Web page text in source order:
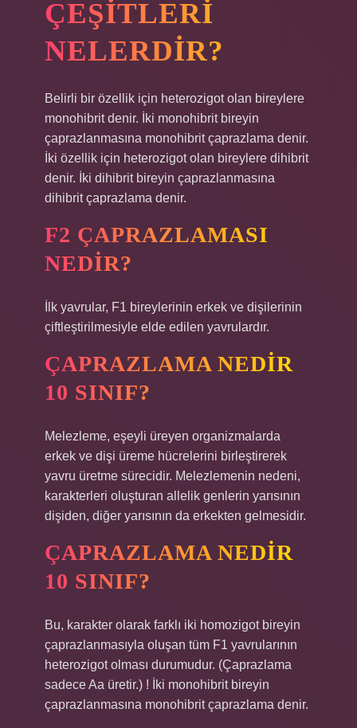
ÇEŞITLERI
NELERDIR?
Belirli bir özellik için heterozigot olan bireylere
monohibrit denir. İki monohibrit bireyin
çaprazlanmasına monohibrit çaprazlama denir.
İki özellik için heterozigot olan bireylere dihibrit
denir. İki dihibrit bireyin çaprazlanmasına
dihibrit çaprazlama denir.
F2 ÇAPRAZLAMASI
NEDIR?
İlk yavrular, F1 bireylerinin erkek ve dişilerinin
çiftleştirilmesiyle elde edilen yavrulardır.
ÇAPRAZLAMA NEDIR
10 SINIF?
Melezleme, eşeyli üreyen organizmalarda
erkek ve dişi üreme hücrelerini birleştirerek
yavru üretme sürecidir. Melezlemenin nedeni,
karakterleri oluşturan allelik genlerin yarısının
dişiden, diğer yarısının da erkekten gelmesidir.
ÇAPRAZLAMA NEDIR
10 SINIF?
Bu, karakter olarak farklı iki homozigot bireyin
çaprazlanmasıyla oluşan tüm F1 yavrularının
heterozigot olması durumudur. (Çaprazlama
sadece Aa üretir.) ! İki monohibrit bireyin
çaprazlanmasına monohibrit çaprazlama denir.